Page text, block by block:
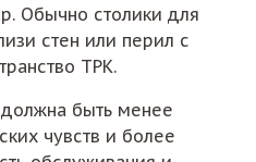
Обычно столики для
стен или перил с
ТРК.
быть менее
чувств и более